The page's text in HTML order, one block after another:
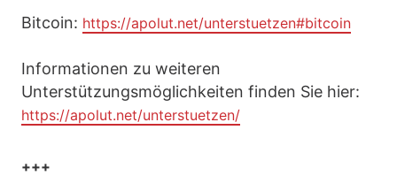
Bitcoin: https://apolut.net/unterstuetzen#bitcoin
Informationen zu weiteren
Unterstützungsmöglichkeiten finden Sie hier:
https://apolut.net/unterstuetzen/
+++